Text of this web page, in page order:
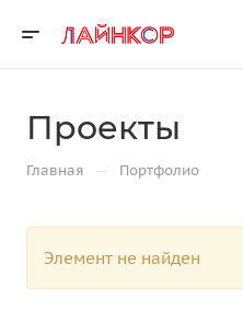
Проекты
Главная — Портфолио
Элемент не найден